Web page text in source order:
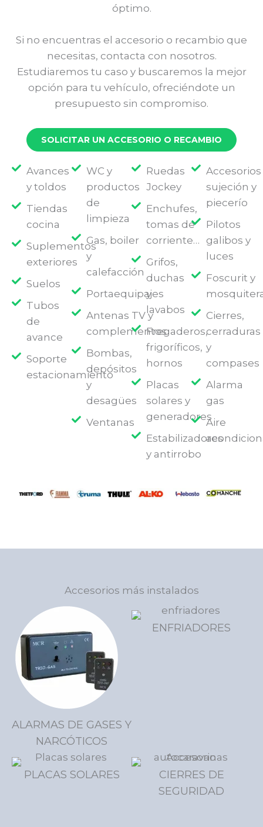
óptimo.
Si no encuentras el accesorio o recambio que
necesitas, contacta con nosotros.
Estudiaremos tu caso y buscaremos la mejor
opción para tu vehículo, ofreciéndote un
presupuesto sin compromiso.
SOLICITAR UN ACCESORIO O RECAMBIO
Avances
y toldos
Tiendas
cocina
Suplementos
exteriores
Suelos
Tubos
de
avance
Soporte
estacionamiento
WC y
productos
de
limpieza
Gas, boiler
y
calefacción
Portaequipajes
Antenas TV y
complementos
Bombas,
depósitos
y
desagües
Ventanas
Ruedas
Jockey
Enchufes,
tomas de
corriente…
Grifos,
duchas
y
lavabos
Fregaderos,
frigoríficos,
hornos
Placas
solares y
generadores
Estabilizadores
y antirrobo
Accesorios
sujeción y
piecerío
Pilotos
galibos y
luces
Foscurit y
Cierres,
cerraduras
y
compases
Alarma
gas
Aire
Accesorios más instalados
ALARMAS DE GASES Y
NARCÓTICOS
ENFRIADORES
PLACAS SOLARES
CIERRES DE
SEGURIDAD